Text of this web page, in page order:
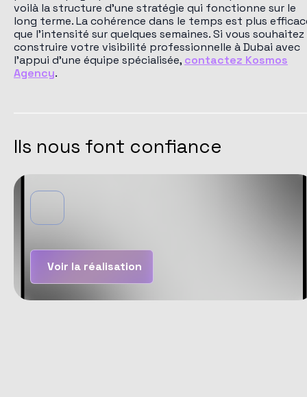
voilà la structure d'une stratégie qui fonctionne sur le
long terme. La cohérence dans le temps est plus
que l'intensité sur quelques semaines. Si vous souhaitez
construire votre visibilité professionnelle à Dubai avec
l'appui d'une équipe spécialisée, contactez Kosmos
Agency.
Ils nous font confiance
Voir la réalisation